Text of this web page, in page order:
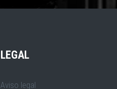
LEGAL
Aviso legal